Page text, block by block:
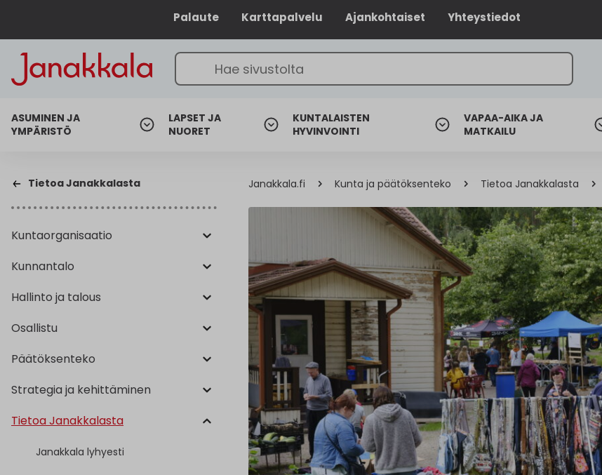
Palaute Karttapalvelu Ajankohtaiset Yhteystiedot
ASUMINEN JA
YMPÄRISTÖ
LAPSET JA
NUORET
KUNTALAISTEN
HYVINVOINTI
VAPAA-AIKA JA
MATKAILU
Tietoa Janakkalasta
Kuntaorganisaatio
Kunnantalo
Hallinto ja talous
Osallistu
Päätöksenteko
Strategia ja kehittäminen
Tietoa Janakkalasta
Janakkala lyhyesti
Janakkala.fi Kunta ja päätöksenteko Tietoa Janakkalasta